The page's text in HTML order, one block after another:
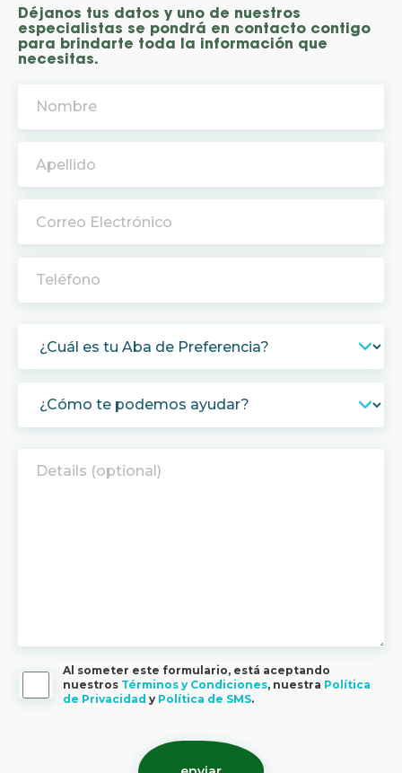
Déjanos tus datos y uno de nuestros
especialistas se pondrá en contacto contigo
para brindarte toda la información que
necesitas.
Al someter este formulario, está aceptando
nuestros Términos y Condiciones, nuestra Política
de Privacidad y Política de SMS.